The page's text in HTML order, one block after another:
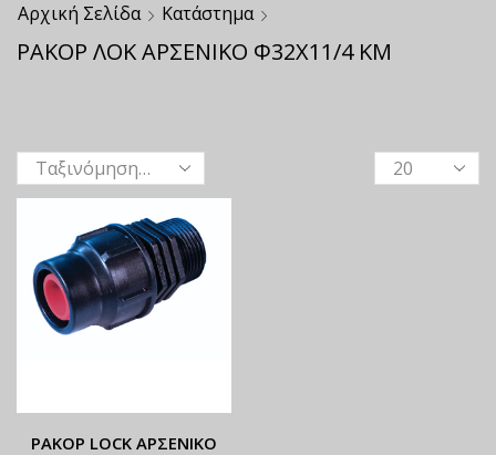
Αρχική Σελίδα Κατάστημα
ΡΑΚΟΡ ΛΟΚ ΑΡΣΕΝΙΚΟ Φ32Χ11/4 ΚΜ
ΡΑΚΟΡ LOCK ΑΡΣΕΝΙΚΟ